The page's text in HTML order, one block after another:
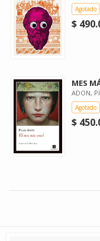
Agotado
$
MES
ADON,
Agotado
$